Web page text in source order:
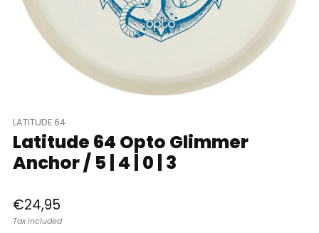
LATITUDE 64
Latitude 64 Opto Glimmer
Anchor / 5 | 4 | 0 | 3
Regular
price
€24,95
Tax included